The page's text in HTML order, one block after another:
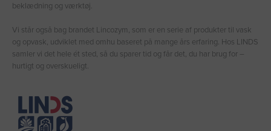
beklædning og værktøj.
Vi står også bag brandet Lincozym, som er en serie af produkter til vask
og opvask, udviklet med omhu baseret på mange års erfaring. Hos LINDS
samler vi det hele ét sted, så du sparer tid og får det, du har brug for –
hurtigt og overskueligt.